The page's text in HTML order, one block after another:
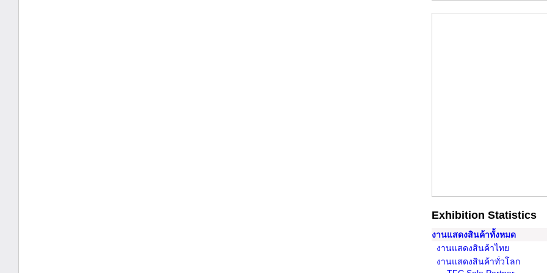
Exhibition Statistics
งานแสดงสินค้าทั้งหมด
งานแสดงสินค้าไทย
งานแสดงสินค้าทั่วโลก